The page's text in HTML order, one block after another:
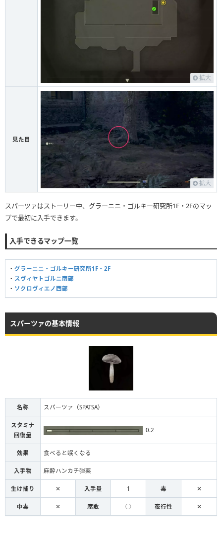
拡大
見た目
拡大
スパーツァはストーリー中、グラーニニ・ゴルキー研究所1F・2Fのマッ
プで最初に入手できます。
入手できるマップ一覧
・ グラーニニ・ゴルキー研究所1F・2F
・ スヴィヤトゴルニ南部
・ ソクロヴィエノ西部
スパーツァの基本情報
名称 スパーツァ（SPATSA）
スタミナ
回復量
0.2
効果 食べると眠くなる
入手物 麻酔ハンカチ弾薬
生け捕り ✕ 入手量 1 毒 ✕
中毒 ✕ 腐敗 ◯ 夜行性 ✕